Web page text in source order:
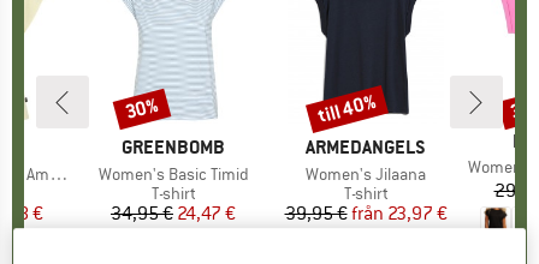
Top II
pris
€
VARUMÄRKE
GREENBOMB
Produkter
Women's Basic Timid
Produktgrupp
T-shirt
Pris
34,95 €Reducerat pris
24,47 €
Rabatt
30%
VARUMÄRKE
ARMEDANGELS
Produkter
Women's Jilaana
Produktgrupp
T-shirt
Pris
39,95 € Reducerat pris
från 23,97 €
Rabatt
till 40%
Produkter
Women's